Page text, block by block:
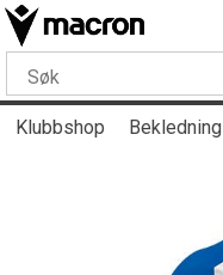
Klubbshop Bekledning